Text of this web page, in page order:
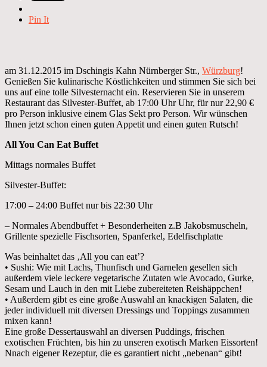
Pin It
am 31.12.2015 im Dschingis Kahn Nürnberger Str., Würzburg!
Genießen Sie kulinarische Köstlichkeiten und stimmen Sie sich bei
uns auf eine tolle Silvesternacht ein. Reservieren Sie in unserem
Restaurant das Silvester-Buffet, ab 17:00 Uhr Uhr, für nur 22,90 €
pro Person inklusive einem Glas Sekt pro Person. Wir wünschen
Ihnen jetzt schon einen guten Appetit und einen guten Rutsch!
All You Can Eat Buffet
Mittags normales Buffet
Silvester-Buffet:
17:00 – 24:00 Buffet nur bis 22:30 Uhr
– Normales Abendbuffet + Besonderheiten z.B Jakobsmuscheln,
Grillente spezielle Fischsorten, Spanferkel, Edelfischplatte
Was beinhaltet das ‚All you can eat’?
• Sushi: Wie mit Lachs, Thunfisch und Garnelen gesellen sich
außerdem viele leckere vegetarische Zutaten wie Avocado, Gurke,
Sesam und Lauch in den mit Liebe zubereiteten Reishäppchen!
• Außerdem gibt es eine große Auswahl an knackigen Salaten, die
jeder individuell mit diversen Dressings und Toppings zusammen
mixen kann!
Eine große Dessertauswahl an diversen Puddings, frischen
exotischen Früchten, bis hin zu unseren exotisch Marken Eissorten!
Nnach eigener Rezeptur, die es garantiert nicht „nebenan“ gibt!